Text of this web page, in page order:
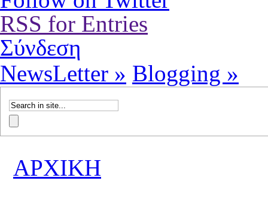
RSS for Entries
Σύνδεση
NewsLetter » Blogging »
ΑΡΧΙΚΗ